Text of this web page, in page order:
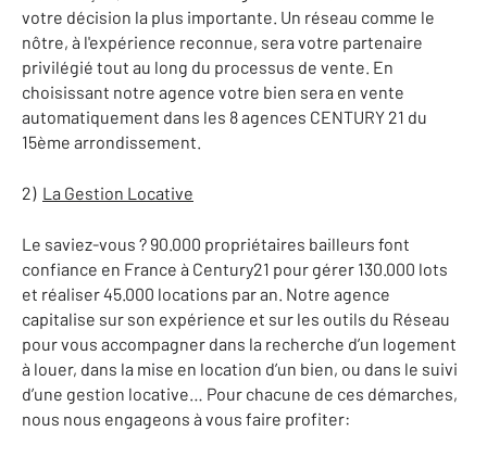
votre décision la plus importante. Un réseau comme le
nôtre, à l'expérience reconnue, sera votre partenaire
privilégié tout au long du processus de vente. En
choisissant notre agence votre bien sera en vente
automatiquement dans les 8 agences CENTURY 21 du
15ème arrondissement.
2) La Gestion Locative
Le saviez-vous ? 90.000 propriétaires bailleurs font
confiance en France à Century21 pour gérer 130.000 lots
et réaliser 45.000 lo­cations par an. Notre agence
capitalise sur son expérience et sur les outils du Réseau
pour vous accompagner dans la recherche d’un loge­ment
à louer, dans la mise en location d’un bien, ou dans le suivi
d’une gestion locative… Pour chacune de ces démarches,
nous nous engageons à vous faire profiter: